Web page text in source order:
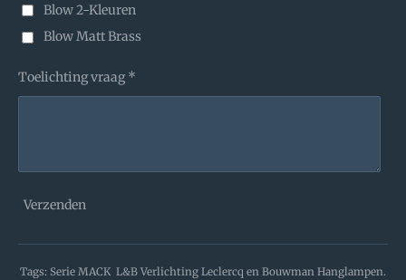
Blow 2-Kleuren
Blow Matt Brass
Toelichting vraag *
Verzenden
Tags: Serie MACK L&B Verlichting Leclercq en Bouwman Hanglampen.